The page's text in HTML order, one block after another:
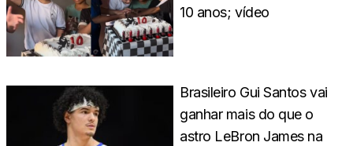
10 anos; vídeo
Brasileiro Gui Santos vai
ganhar mais do que o
astro LeBron James na